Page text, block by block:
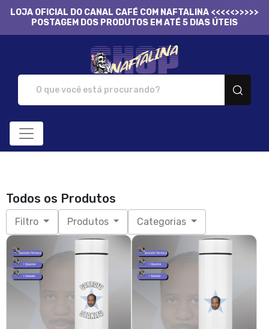
LOJA OFICIAL DO CANAL CAFÉ COM NAFTALINA <<<<<>>>>>
POSTAGEM DOS PRODUTOS EM ATÉ 5 DIAS ÚTEIS
Todos os Produtos
Filtro Produtos Categorias